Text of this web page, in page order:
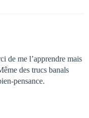
de me l’apprendre mais
des trucs banals
pensance.